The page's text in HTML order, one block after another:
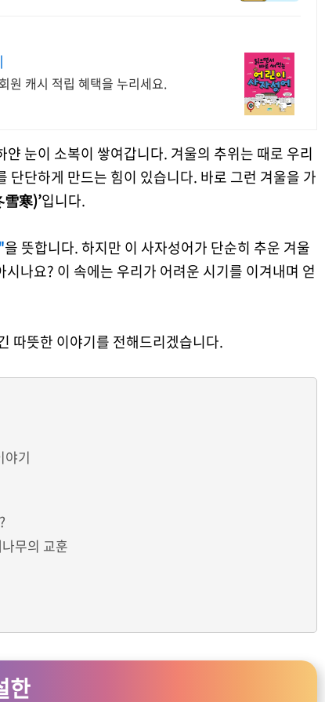
원 캐시 적립 혜택을 누리세요.
눈이 소복이 쌓여갑니다. 겨울의 추위는 때로 우리
단단하게 만드는 힘이 있습니다. 바로 그런 겨울을 가
寒)’입니다.
을 뜻합니다. 하지만 이 사자성어가 단순히 추운 겨울
나요? 이 속에는 우리가 어려운 시기를 이겨내며 얻
따뜻한 이야기를 전해드리겠습니다.
야기
무의 교훈
한